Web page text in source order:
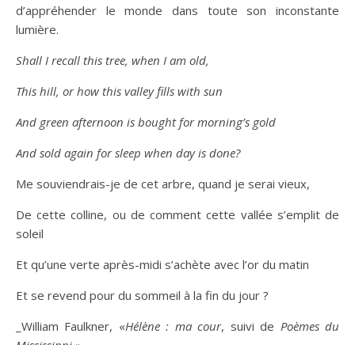
d’appréhender le monde dans toute son inconstante
lumière.
Shall I recall this tree, when I am old,
This hill, or how this valley fills with sun
And green afternoon is bought for morning’s gold
And sold again for sleep when day is done?
Me souviendrais-je de cet arbre, quand je serai vieux,
De cette colline, ou de comment cette vallée s’emplit de
soleil
Et qu’une verte après-midi s’achète avec l’or du matin
Et se revend pour du sommeil à la fin du jour ?
_William Faulkner, «Hélène : ma cour, suivi de Poèmes du